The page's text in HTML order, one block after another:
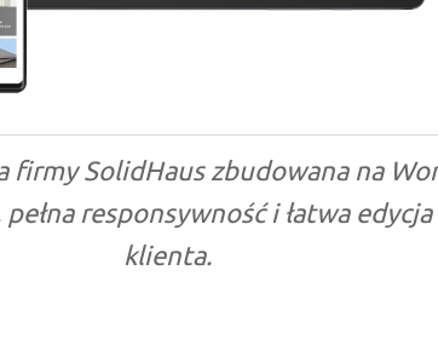
SolidHaus zbudowana na
responsywność i łatwa
klienta.